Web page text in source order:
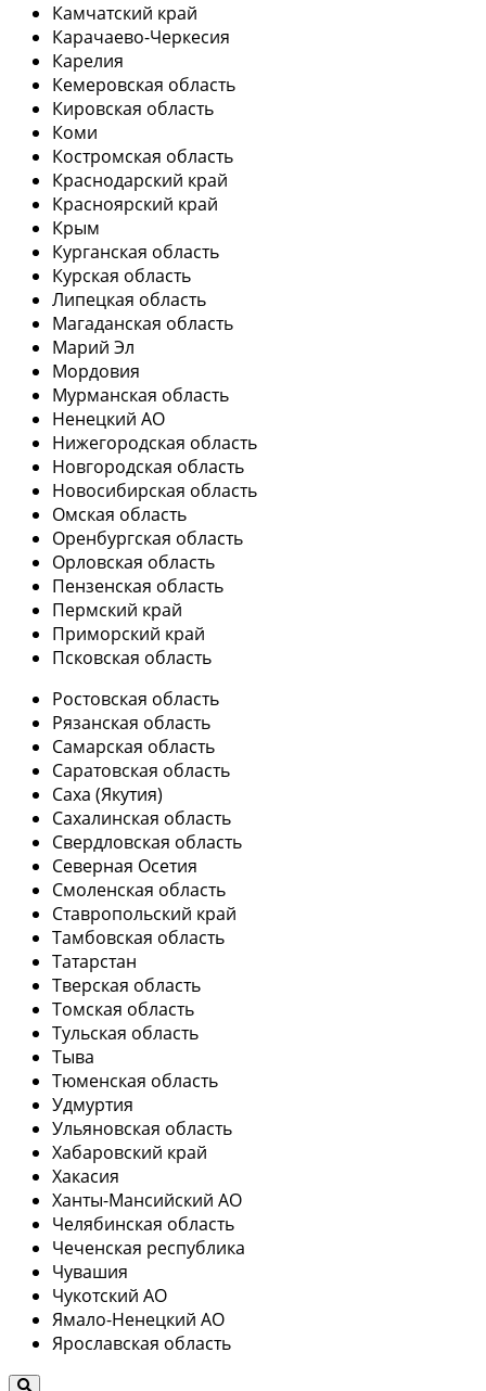
Камчатский край
Карачаево-Черкесия
Карелия
Кемеровская область
Кировская область
Коми
Костромская область
Краснодарский край
Красноярский край
Крым
Курганская область
Курская область
Липецкая область
Магаданская область
Марий Эл
Мордовия
Мурманская область
Ненецкий АО
Нижегородская область
Новгородская область
Новосибирская область
Омская область
Оренбургская область
Орловская область
Пензенская область
Пермский край
Приморский край
Псковская область
Ростовская область
Рязанская область
Самарская область
Саратовская область
Саха (Якутия)
Сахалинская область
Свердловская область
Северная Осетия
Смоленская область
Ставропольский край
Тамбовская область
Татарстан
Тверская область
Томская область
Тульская область
Тыва
Тюменская область
Удмуртия
Ульяновская область
Хабаровский край
Хакасия
Ханты-Мансийский АО
Челябинская область
Чеченская республика
Чувашия
Чукотский АО
Ямало-Ненецкий АО
Ярославская область